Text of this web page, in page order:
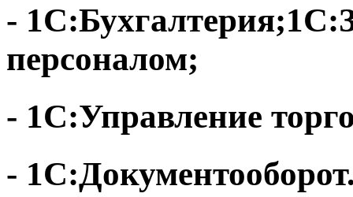
-
персоналом;
- 1C:Управление
-